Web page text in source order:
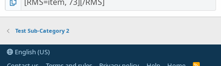
Test Sub-Category 2
English (US)